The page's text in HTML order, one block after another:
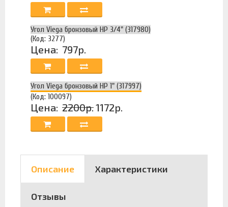
Угол Viega бронзовый НР 3/4" (317980)
(Код: 3277)
Цена: 797р.
Угол Viega бронзовый НР 1" (317997)
(Код: 100097)
Цена: 2200р.1172р.
Описание Характеристики
Отзывы